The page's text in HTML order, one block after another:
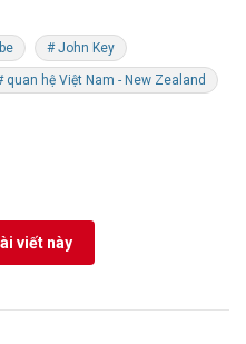
# John Key
quan hệ Việt Nam - New Zealand
viết này